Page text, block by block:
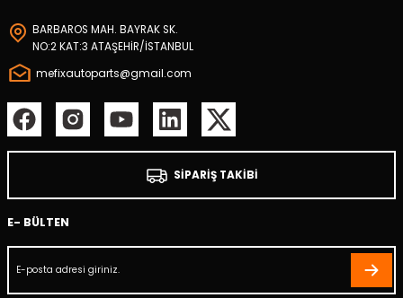
BARBAROS MAH. BAYRAK SK.
NO:2 KAT:3 ATAŞEHİR/İSTANBUL
mefixautoparts@gmail.com
SİPARİŞ TAKİBİ
E- BÜLTEN